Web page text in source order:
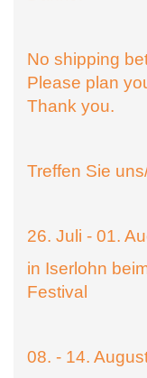
No shipping
Please plan
Thank you.
Treffen Sie
26. Juli - 01.
in Iserlohn
Festival
08. - 14.